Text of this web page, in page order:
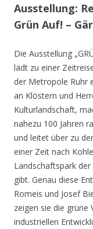
Ausstellung:
Grün Auf! –
Die Ausstellung
lädt zu einer
der Metropole Ruhr
an Klöstern und
Kulturlandschaft,
nahezu 100 Jahren
und leitet über zu
einer Zeit nach
Landschaftspark
gibt. Genau diese
Romeis und Josef
zeigen sie die grüne
industriellen